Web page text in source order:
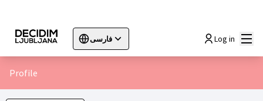
فارسی
Sprache wählen Choisir la langue
Log in
Profile